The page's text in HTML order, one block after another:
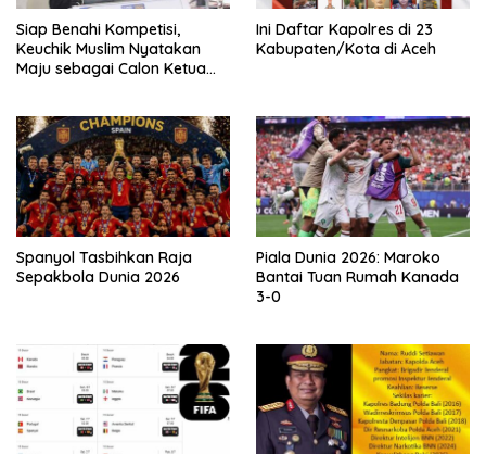
Siap Benahi Kompetisi,
Keuchik Muslim Nyatakan
Maju sebagai Calon Ketua
Ini Daftar Kapolres di 23
Kabupaten/Kota di Aceh
Spanyol Tasbihkan Raja
Sepakbola Dunia 2026
Piala Dunia 2026: Maroko
Bantai Tuan Rumah Kanada
3-0